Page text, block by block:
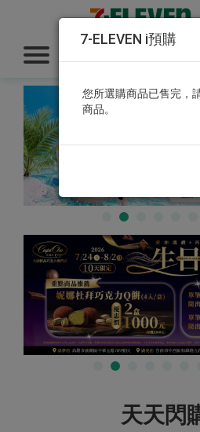
7-ELEVEN i預購
您所選購商品已售完，
商品。
天天閃